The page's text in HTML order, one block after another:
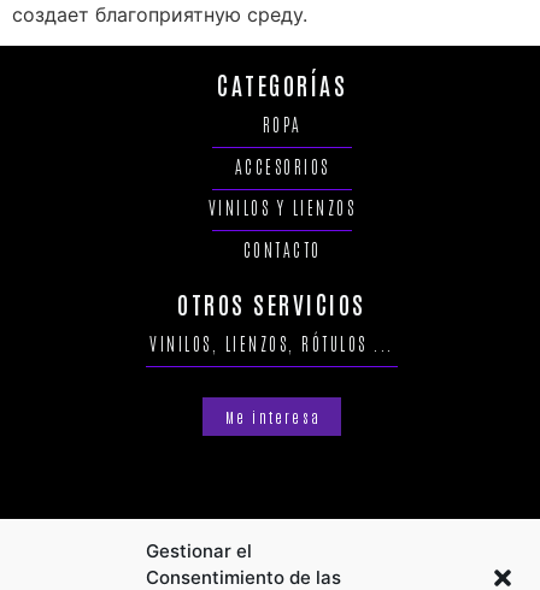
Gestionar el
Consentimiento de las
создает благоприятную среду.
CATEGORÍAS
ROPA
ACCESORIOS
VINILOS Y LIENZOS
CONTACTO
OTROS SERVICIOS
VINILOS, LIENZOS, RÓTULOS ...
Me interesa